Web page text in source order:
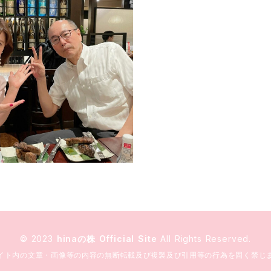
© 2023 hinaの株 Official Site All Rights Reserved.
ト内の文章・画像等の内容の無断転載及び複製及び引用等の行為を固く禁じ